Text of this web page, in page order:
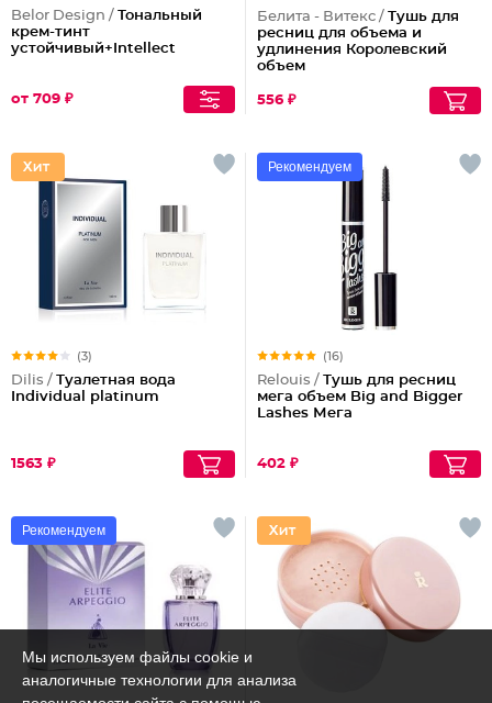
Belor Design / Тональный
крем-тинт
устойчивый+Intellect
от 709 ₽
Белита - Витекс / Тушь для
ресниц для объема и
удлинения Королевский
объем
556 ₽
(3)
Dilis / Туалетная вода
Individual platinum
1563 ₽
Рекомендуем
(16)
Relouis / Тушь для ресниц
мега объем Big and Bigger
Lashes Мега
402 ₽
Рекомендуем
Мы используем файлы cookie и
аналогичные технологии для анализа